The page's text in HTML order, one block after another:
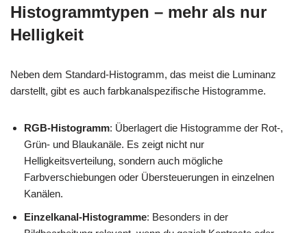
Histogrammtypen – mehr als nur
Helligkeit
Neben dem Standard-Histogramm, das meist die Luminanz
darstellt, gibt es auch farbkanalspezifische Histogramme.
RGB-Histogramm: Überlagert die Histogramme der Rot-,
Grün- und Blaukanäle. Es zeigt nicht nur
Helligkeitsverteilung, sondern auch mögliche
Farbverschiebungen oder Übersteuerungen in einzelnen
Kanälen.
Einzelkanal-Histogramme: Besonders in der